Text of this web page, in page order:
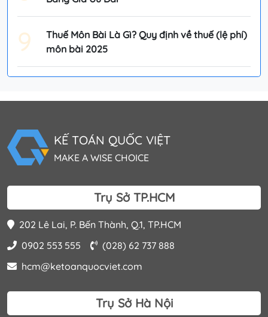
9
Thuế Môn Bài Là Gì? Quy định về thuế (lệ phí)
môn bài 2025
KẾ TOÁN QUỐC VIỆT
MAKE A WISE CHOICE
Trụ Sở TP.HCM
202 Lê Lai, P. Bến Thành, Q.1, TP.HCM
0902 553 555
(028) 62 737 888
hcm@ketoanquocviet.com
Trụ Sở Hà Nội